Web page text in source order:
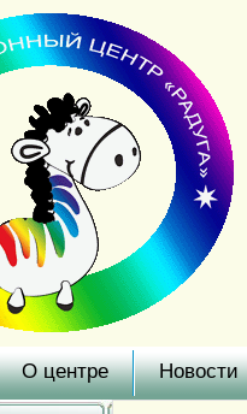
О центре Новости